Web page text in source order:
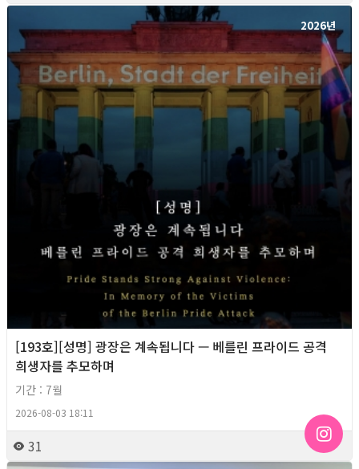
2026년
[193호][성명] 광장은 계속됩니다 — 베를린 프라이드 공격
희생자를 추모하며
기간 : 7월
2026-08-03 18:11
31